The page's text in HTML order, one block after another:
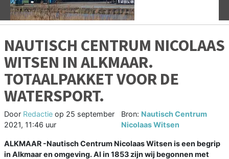
NAUTISCH CENTRUM NICOLAAS
WITSEN IN ALKMAAR.
TOTAALPAKKET VOOR DE
WATERSPORT.
Door Redactie op 25 september
2021, 11:46 uur
Bron: Nautisch Centrum
Nicolaas Witsen
ALKMAAR -Nautisch Centrum Nicolaas Witsen is een begrip
in Alkmaar en omgeving. Al in 1853 zijn wij begonnen met